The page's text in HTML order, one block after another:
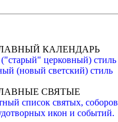
КАЛЕНДАРЬ
церковный) стиль
(новый светский) стиль
СВЯТЫЕ
список святых, соборов
икон и событий.